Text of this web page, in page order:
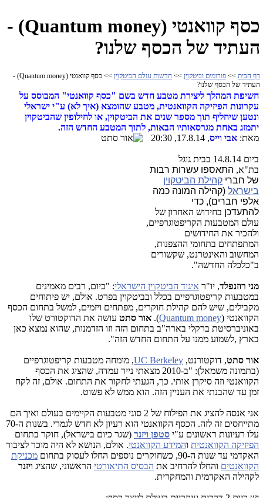
כסף קוואנטי (Quantum money) -
העתיד של הכסף שלנו?
דף הבית >> פורומים וביטקוין >> חדשות עולם הביטקוין
>> כסף קוואנטי (Quantum money) -
העתיד של הכסף שלנו?
חשיפת המהלך ליצירת מטבע חדש בשם "כסף קוואנטי" המבוסס על
עקרונות הפיזיקה הקוואנטית, מטבע שהומצא (איך לא) ע"י ישראלי
ונטען שיחליף תוך מספר שנים את הביטקוין, או לחילופין שהביטקוין
יתמזג באחת מגרסאותיו הבאות, לתוך המטבע החדש הזה.
מאת: אבי וייס, 17.8.14, 20:30
ביום 14.8.14 בבית גוגל
בת"א, התאספו עשרות רבות
של חברי קהילת הביטקוין
בישראל (קהילה המונה כמה
אלפי חברים), כדי
להתעדכן בחידוש האחרון של
עולם המטבעות הקריפטוגרפיים,
ולהכיר את החידושים
המתפתחים בתחומי ההצפנות,
המחשוב והאינטרנט, שקשורים
ב"כלכלה החדשה".
מני רוזנפלד, יו"ר איגוד הביטקוין הישראלי: "כיום, רבים מאמינים
במטבעות קריפטוגרפיים בכלל ובביטקוין בפרט. אולם, יש פיתוחים
מקבילים, שיש להם קהילת חוקרים, מפתחים ויזמים, למשל בתחום הכסף
הקוואנטי (Quantum money
). אור סתט עושה את הדוקטורט שלו
באוניברסיטת ברקלי בארה"ב בתחום הזה וזו הזדמנות, שהוא נמצא כאן
בארץ ,לשמוע ממנו על התחום החדש הזה".
אור סתט, דוקטורנט, UC Berkeley, מומחה מטבעות קריפטוגרפיים
(בתמונה משמאל): "ב-2010 מצאתי נייר עמדה, שהציג את הכסף
הקוואנטי וזה סיקרן אותי. כך, הגעתי לחקור את התחום. אולם, זה לקח
זמן עד שהבנתי את העניין הזה. הוא ממש לא פשוט.
אני אנסה להציג את הפילוח של 2 סוגי מטבעות הקיימים בעולם ואיך הם
מתייחסים זה לזה. הכסף הקוואנטי הוא רעיון לא חדש לגמרי. בשנות ה-70
עלו רעיונות ראשונים ע"י סטפן ויזנר (שגר כיום בישראל), חוקר בתחום
הפיזיקה הקוואנטית והמידע הקוואנטי. אולם, הנושא לא היה מוכר לציבור
האקדמי עד שנות ה-90, כשחוקרים נוספים החלו לעסוק בתחום
מכניקת
הקוואנטים והחלו להרחיב את הבסיס התיאורטי הראשוני, שהציג ויזנר
לקהילה האקדמית והמחקרית.